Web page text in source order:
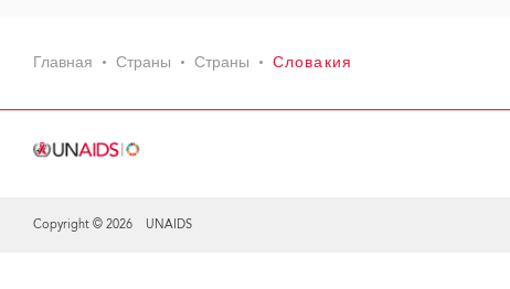
Главная Страны Страны Словакия
Copyright © 2026 UNAIDS